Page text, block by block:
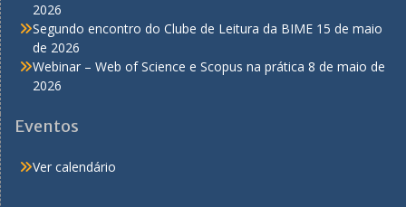
2026
Segundo encontro do Clube de Leitura da BIME 15 de maio
de 2026
Webinar – Web of Science e Scopus na prática 8 de maio de
2026
Eventos
Ver calendário